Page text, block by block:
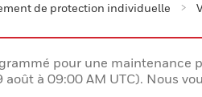
de protection individuelle
pour une maintenance
août à 09:00 AM UTC). Nous